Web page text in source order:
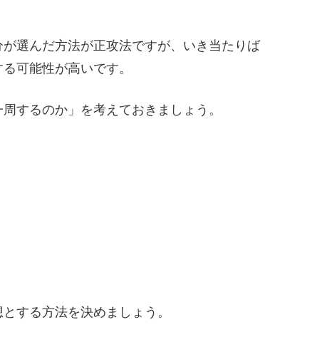
が選んだ方法が正攻法ですが、いき当たりば
可能性が高いです。
するのか」を考えておきましょう。
する方法を決めましょう。